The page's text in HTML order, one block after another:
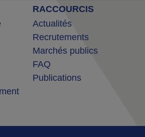
RACCOURCIS
Actualités
Recrutements
Marchés publics
FAQ
Publications